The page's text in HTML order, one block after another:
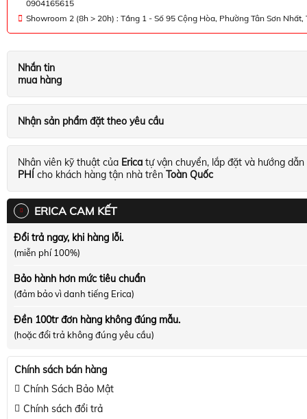
0904165615
Showroom 2 (8h > 20h) : Tầng 1 - Số 95 Cộng Hòa, Phường Tân Sơn Nhất,
Nhắn tin
mua hàng
Nhận sản phẩm đặt theo yêu cầu
Nhân viên kỹ thuật của Erica tự vận chuyển, lắp đặt và hướng dẫn
PHÍ cho khách hàng tận nhà trên Toàn Quốc
ERICA CAM KẾT
Đổi trả ngay, khi hàng lỗi.
(miễn phí 100%)
Bảo hành hơn mức tiêu chuẩn
(đảm bảo vì danh tiếng Erica)
Đền 100tr đơn hàng không đúng mẫu.
(hoặc đổi trả không đúng yêu cầu)
Chính sách bán hàng
Chính Sách Bảo Mật
Chính sách đổi trả